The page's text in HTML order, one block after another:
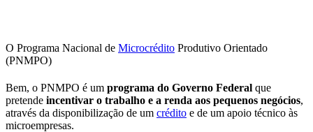
O Programa Nacional de Microcrédito Produtivo Orientado
(PNMPO)
Bem, o PNMPO é um programa do Governo Federal que
pretende incentivar o trabalho e a renda aos pequenos negócios,
através da disponibilização de um crédito e de um apoio técnico às
microempresas.